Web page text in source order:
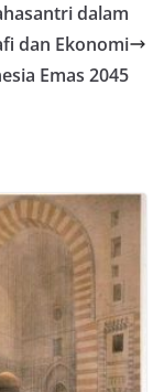
dalam
dan Ekonomi
Emas 2045